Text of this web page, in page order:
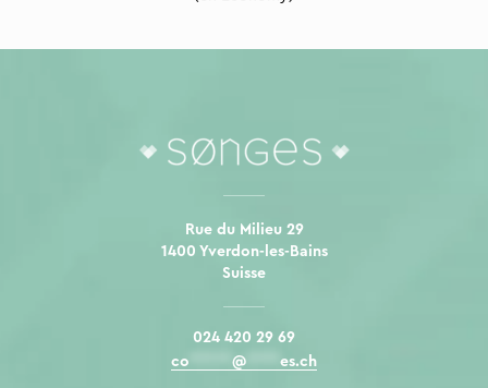
Rue du Milieu 29
1400 Yverdon-les-Bains
Suisse
024 420 29 69
co
@ es.ch